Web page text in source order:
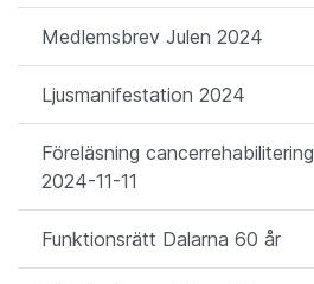
Medlemsbrev Julen 2024
Ljusmanifestation 2024
Föreläsning cancerrehabilitering
2024-11-11
Funktionsrätt Dalarna 60 år